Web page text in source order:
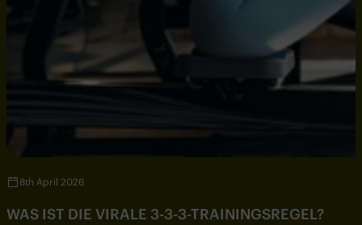
8th April 2026
WAS IST DIE VIRALE 3-3-3-TRAININGSREGEL?